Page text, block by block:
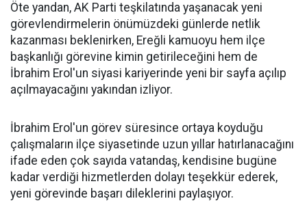
Öte yandan, AK Parti teşkilatında yaşanacak yeni
görevlendirmelerin önümüzdeki günlerde netlik
kazanması beklenirken, Ereğli kamuoyu hem ilçe
başkanlığı görevine kimin getirileceğini hem de
İbrahim Erol'un siyasi kariyerinde yeni bir sayfa açılıp
açılmayacağını yakından izliyor.
İbrahim Erol'un görev süresince ortaya koyduğu
çalışmaların ilçe siyasetinde uzun yıllar hatırlanacağını
ifade eden çok sayıda vatandaş, kendisine bugüne
kadar verdiği hizmetlerden dolayı teşekkür ederek,
yeni görevinde başarı dileklerini paylaşıyor.